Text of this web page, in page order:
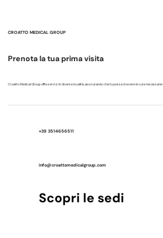
CROATTO MEDICAL GROUP
Prenota la tua prima visita
Croatto Medical Group offre servizi in diverse località, assicurando che tu possa ricevere le cure
+39 3514656511
info@croattomedicalgroup.com
Scopri le sedi